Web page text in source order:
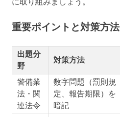
に取り組みましょう。
重要ポイントと対策方法
出題分
野
対策方法
警備業
法・関
連法令
数字問題（罰則規
定、報告期限）を
暗記